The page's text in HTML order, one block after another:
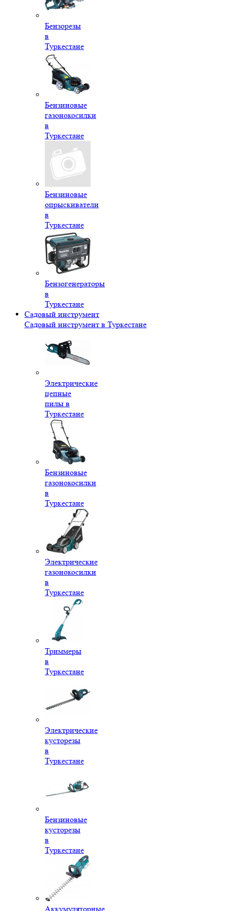
Бензорезы
в
Туркестане
Бензиновые
газонокосилки
в
Туркестане
Бензиновые
опрыскиватели
в
Туркестане
Бензогенераторы
в
Туркестане
Садовый инструмент
Садовый инструмент в Туркестане
Электрические
цепные
пилы в
Туркестане
Бензиновые
газонокосилки
в
Туркестане
Электрические
газонокосилки
в
Туркестане
Триммеры
в
Туркестане
Электрические
кусторезы
в
Туркестане
Бензиновые
кусторезы
в
Туркестане
Аккумуляторные